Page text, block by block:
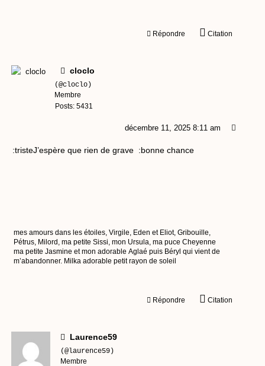
Répondre Citation
cloclo
(@cloclo)
Membre
Posts: 5431
décembre 11, 2025 8:11 am
:tristeJ’espère que rien de grave :bonne chance
mes amours dans les étoiles, Virgile, Eden et Eliot, Gribouille,
Pétrus, Milord, ma petite Sissi, mon Ursula, ma puce Cheyenne
ma petite Jasmine et mon adorable Aglaé puis Béryl qui vient de
m’abandonner. Milka adorable petit rayon de soleil
Répondre Citation
Laurence59
(@laurence59)
Membre